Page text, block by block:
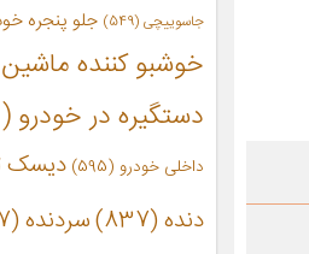
جاسوییچی (549) جلو پنجره
خوشبو کننده ماشین
دستگیره در خودرو(967)
داخلی خودرو (595) دیسک
دنده(837) سردنده(837)